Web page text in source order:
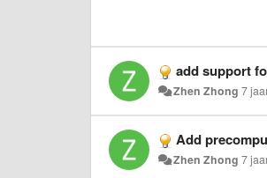
add support
Zhen Zhong 7
Add
Zhen Zhong 7